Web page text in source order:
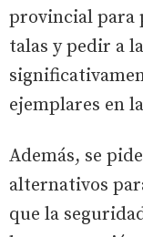
provincial para
talas y pedir a
ejemplares en
Además, se
alternativos
que la